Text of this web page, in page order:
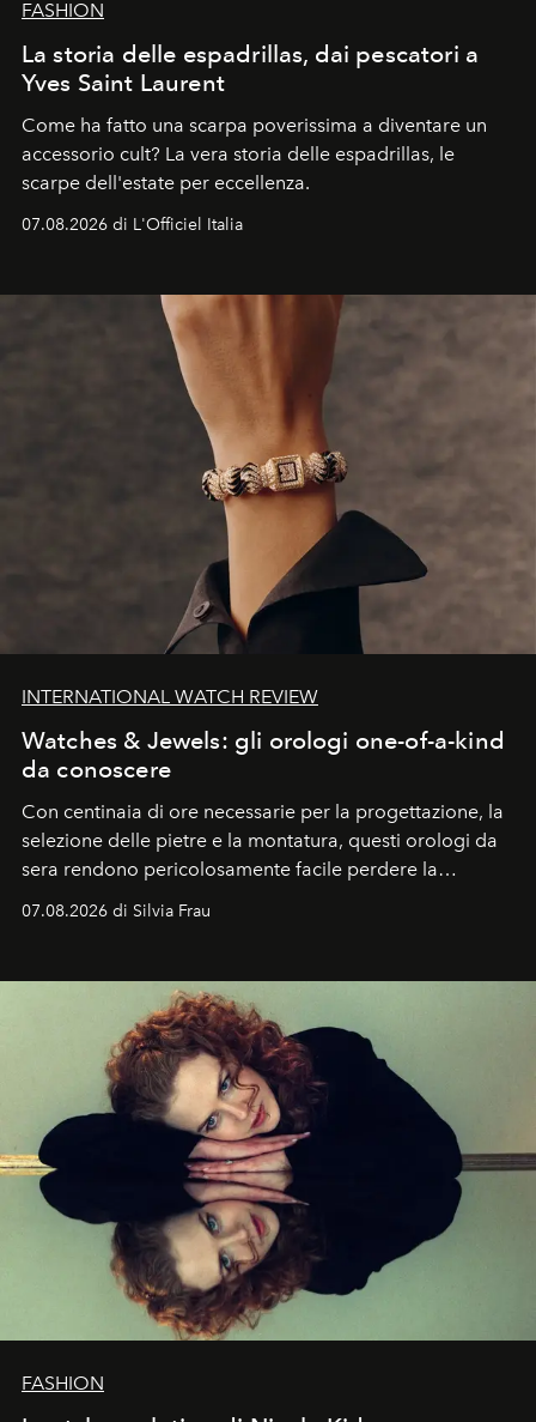
FASHION
La storia delle espadrillas, dai pescatori a
Yves Saint Laurent
Come ha fatto una scarpa poverissima a diventare un
accessorio cult? La vera storia delle espadrillas, le
scarpe dell'estate per eccellenza.
07.08.2026 di L'Officiel Italia
INTERNATIONAL WATCH REVIEW
Watches & Jewels: gli orologi one-of-a-kind
da conoscere
Con centinaia di ore necessarie per la progettazione, la
selezione delle pietre e la montatura, questi orologi da
sera rendono pericolosamente facile perdere la
cognizione del tempo. Ma con quadranti così
07.08.2026 di Silvia Frau
FASHION